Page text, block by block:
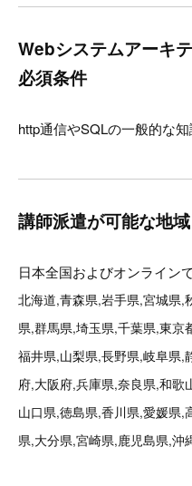
Webシステムアーキ
必須条件
http通信やSQLの一般的な
講師派遣が可能な地域
日本全国およびオンライン
北海道,青森県,岩手県,宮城県,
県,群馬県,埼玉県,千葉県,東京
福井県,山梨県,長野県,岐阜県,
府,大阪府,兵庫県,奈良県,和歌
山口県,徳島県,香川県,愛媛県,
県,大分県,宮崎県,鹿児島県,沖